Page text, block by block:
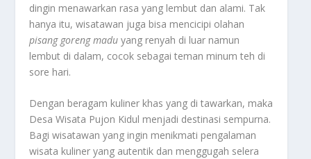
dingin menawarkan rasa yang lembut dan alami. Tak
hanya itu, wisatawan juga bisa mencicipi olahan
pisang goreng madu yang renyah di luar namun
lembut di dalam, cocok sebagai teman minum teh di
sore hari.
Dengan beragam kuliner khas yang di tawarkan, maka
Desa Wisata Pujon Kidul menjadi destinasi sempurna.
Bagi wisatawan yang ingin menikmati pengalaman
wisata kuliner yang autentik dan menggugah selera